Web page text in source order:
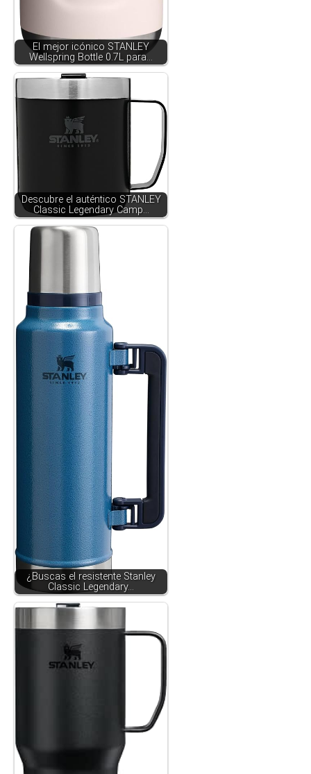
El mejor icónico STANLEY
Wellspring Bottle 0.7L para…
Descubre el auténtico STANLEY
Classic Legendary Camp…
¿Buscas el resistente Stanley
Classic Legendary…